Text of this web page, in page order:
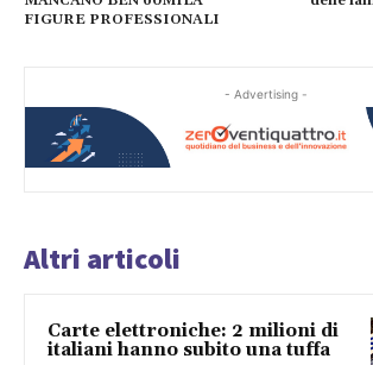
FIGURE PROFESSIONALI
- Advertising -
Altri articoli
Carte elettroniche: 2 milioni di
italiani hanno subito una tuffa